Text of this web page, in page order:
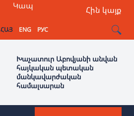
Հին կայք
Կապ
ՀԱՅ ENG РУС
Խաչատուր Աբովյանի անվան
հայկական պետական
մանկավարժական
համալսարան